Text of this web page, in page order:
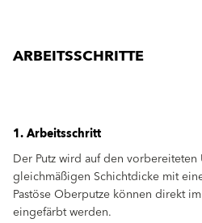
ARBEITSSCHRITTE
1. Arbeitsschritt
Der Putz wird auf den
gleichmäßigen Schichtdicke mit
Pastöse Oberputze können direkt
eingefärbt werden.